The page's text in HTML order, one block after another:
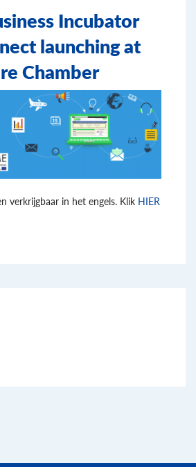
Incubator
launching at
Chamber
verkrijgbaar in het engels. Klik HIER